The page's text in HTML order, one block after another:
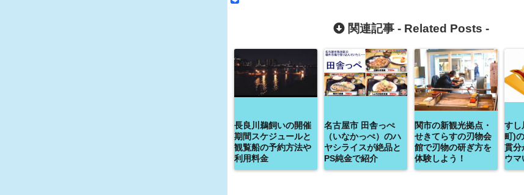
関連記事 - Related Posts -
長良川鵜飼いの開催
期間スケジュールと
観覧船の予約方法や
利用料金
名古屋市 田舎っぺ
（いなかっぺ）のハ
ヤシライスが絶品と
PS純金で紹介
関市の新観光拠点・
せきてらすの刃物会
館で刃物の研ぎ方を
体験しよう！
すし
町)
貫分
ウマ